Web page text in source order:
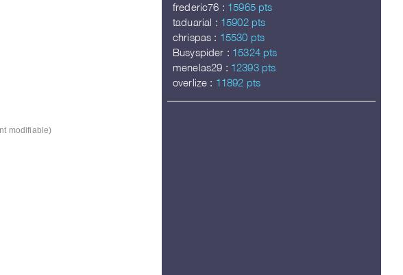
frederic76 : 15965 pts
taduarial : 15902 pts
chrispas : 15530 pts
Busyspider : 15324 pts
menelas29 : 12393 pts
overlize : 11892 pts
modifiable)